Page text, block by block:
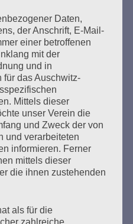
die Arbeit
28 Weiter
zu packen, ganz
Daten,
der Anschrift, E-Mail-
einer betroffenen
mit der
und in
für das Auschwitz-
Mittels dieser
unser Verein die
und Zweck der von
und verarbeiteten
informieren. Ferner
mittels dieser
die ihnen zustehenden
als für die
zahlreiche